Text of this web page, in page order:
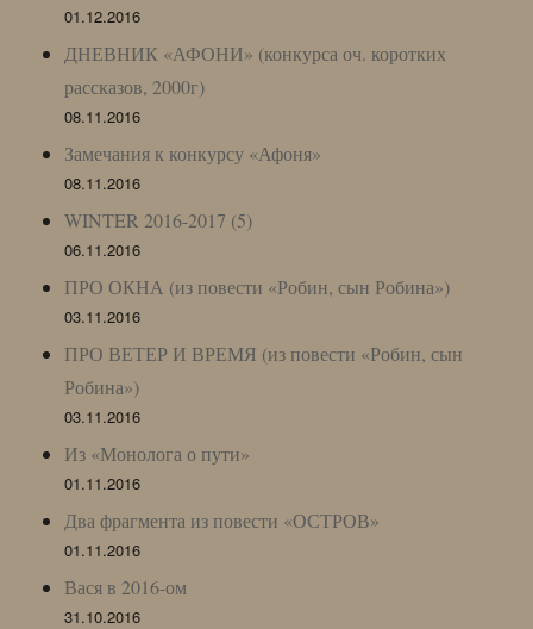
01.12.2016
ДНЕВНИК «АФОНИ» (конкурса оч. коротких
рассказов, 2000г)
08.11.2016
Замечания к конкурсу «Афоня»
08.11.2016
WINTER 2016-2017 (5)
06.11.2016
ПРО ОКНА (из повести «Робин, сын Робина»)
03.11.2016
ПРО ВЕТЕР И ВРЕМЯ (из повести «Робин, сын
Робина»)
03.11.2016
Из «Монолога о пути»
01.11.2016
Два фрагмента из повести «ОСТРОВ»
01.11.2016
Вася в 2016-ом
31.10.2016